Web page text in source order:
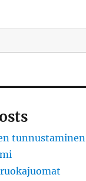
tunnustaminen